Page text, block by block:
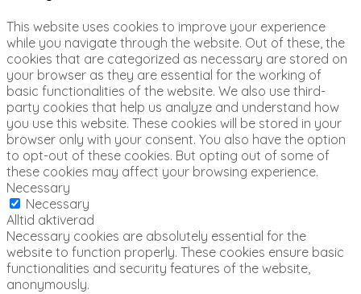
This website uses cookies to improve your experience
while you navigate through the website. Out of these, the
cookies that are categorized as necessary are stored on
your browser as they are essential for the working of
basic functionalities of the website. We also use third-
party cookies that help us analyze and understand how
you use this website. These cookies will be stored in your
browser only with your consent. You also have the option
to opt-out of these cookies. But opting out of some of
these cookies may affect your browsing experience.
Necessary
Necessary
Alltid aktiverad
Necessary cookies are absolutely essential for the
website to function properly. These cookies ensure basic
functionalities and security features of the website,
anonymously.